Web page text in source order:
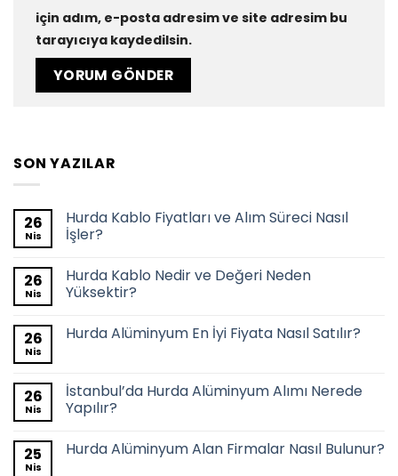
için adım, e-posta adresim ve site adresim bu
tarayıcıya kaydedilsin.
SON YAZILAR
26
Nis
Hurda Kablo Fiyatları ve Alım Süreci Nasıl
İşler?
26
Nis
Hurda Kablo Nedir ve Değeri Neden
Yüksektir?
26
Nis
Hurda Alüminyum En İyi Fiyata Nasıl Satılır?
26
Nis
İstanbul’da Hurda Alüminyum Alımı Nerede
Yapılır?
25
Nis
Hurda Alüminyum Alan Firmalar Nasıl Bulunur?